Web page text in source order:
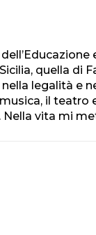
quella di
legalità e
il
vita mi